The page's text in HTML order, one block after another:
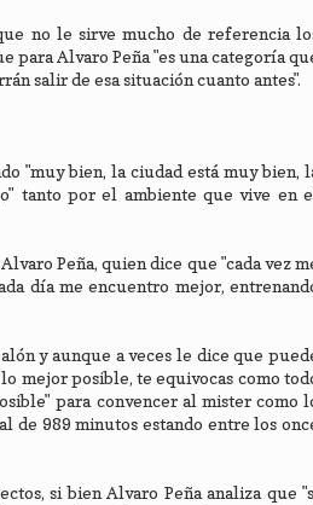
no le sirve mucho de referencia
para Alvaro Peña "es una categoría
salir de esa situación cuanto antes".
"muy bien, la ciudad está muy bien,
tanto por el ambiente que vive en
Peña, quien dice que "cada vez
día me encuentro mejor,
y aunque a veces le dice que
mejor posible, te equivocas como
para convencer al mister como
de 989 minutos estando entre los
si bien Alvaro Peña analiza que